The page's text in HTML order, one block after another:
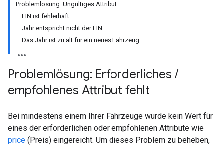
Problemlösung: Ungültiges Attribut
FIN ist fehlerhaft
Jahr entspricht nicht der FIN
Das Jahr ist zu alt für ein neues Fahrzeug
Problemlösung: Erforderliches /
empfohlenes Attribut fehlt
Bei mindestens einem Ihrer Fahrzeuge wurde kein Wert für
eines der erforderlichen oder empfohlenen Attribute wie
price (Preis) eingereicht. Um dieses Problem zu beheben,